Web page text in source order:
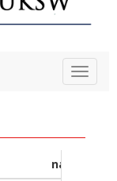
Toggle
nazwa